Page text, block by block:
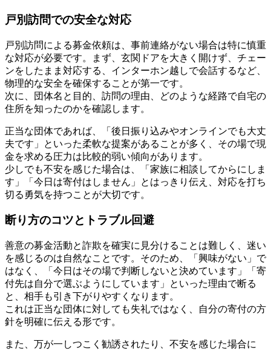
戸別訪問での安全な対応
戸別訪問による募金依頼は、事前連絡がない場合は特に慎重
な対応が必要です。まず、玄関ドアを大きく開けず、チェー
ンをしたまま対応する、インターホン越しで会話するなど、
物理的な安全を確保することが第一です。
次に、団体名と目的、訪問の理由、どのような経路で自宅の
住所を知ったのかを確認します。
正当な団体であれば、「後日振り込みやオンラインでも大丈
夫です」といった柔軟な提案があることが多く、その場で現
金を求める圧力は比較的弱い傾向があります。
少しでも不安を感じた場合は、「家族に相談してからにしま
す」「今日は寄付はしません」とはっきり伝え、対応を打ち
切る勇気を持つことが大切です。
断り方のコツとトラブル回避
善意の募金活動と詐欺を確実に見分けることは難しく、迷い
を感じるのは自然なことです。そのため、「興味がない」で
はなく、「今日はその場で判断しないと決めています」「寄
付先は自分で選ぶようにしています」といった理由で断る
と、相手も引き下がりやすくなります。
これは正当な団体に対しても失礼ではなく、自分の寄付の方
針を明確に伝える形です。
また、万が一しつこく勧誘されたり、不安を感じた場合に